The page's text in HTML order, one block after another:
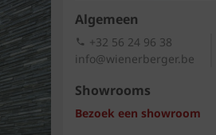
Algemeen
+32 56 24 96 38
info@wienerberger.be
Showrooms
Bezoek een showroom